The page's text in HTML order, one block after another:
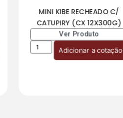
MINI KIBE RECHEADO C/
CATUPIRY (CX 12X300G)
Ver Produto
Adicionar a cotação